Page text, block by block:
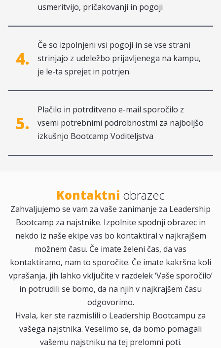
usmeritvijo, pričakovanji in pogoji
4.
Če so izpolnjeni vsi pogoji in se vse strani
strinjajo z udeležbo prijavljenega na kampu,
je le-ta sprejet in potrjen.
5.
Plačilo in potrditveno e-mail sporočilo z
vsemi potrebnimi podrobnostmi za najboljšo
izkušnjo Bootcamp Voditeljstva
Kontaktni obrazec
Zahvaljujemo se vam za vaše zanimanje za Leadership
Bootcamp za najstnike. Izpolnite spodnji obrazec in
nekdo iz naše ekipe vas bo kontaktiral v najkrajšem
možnem času. Če imate želeni čas, da vas
kontaktiramo, nam to sporočite. Če imate kakršna koli
vprašanja, jih lahko vključite v razdelek ‘Vaše sporočilo’
in potrudili se bomo, da na njih v najkrajšem času
odgovorimo.
Hvala, ker ste razmislili o Leadership Bootcampu za
vašega najstnika. Veselimo se, da bomo pomagali
vašemu najstniku na tej prelomni poti.